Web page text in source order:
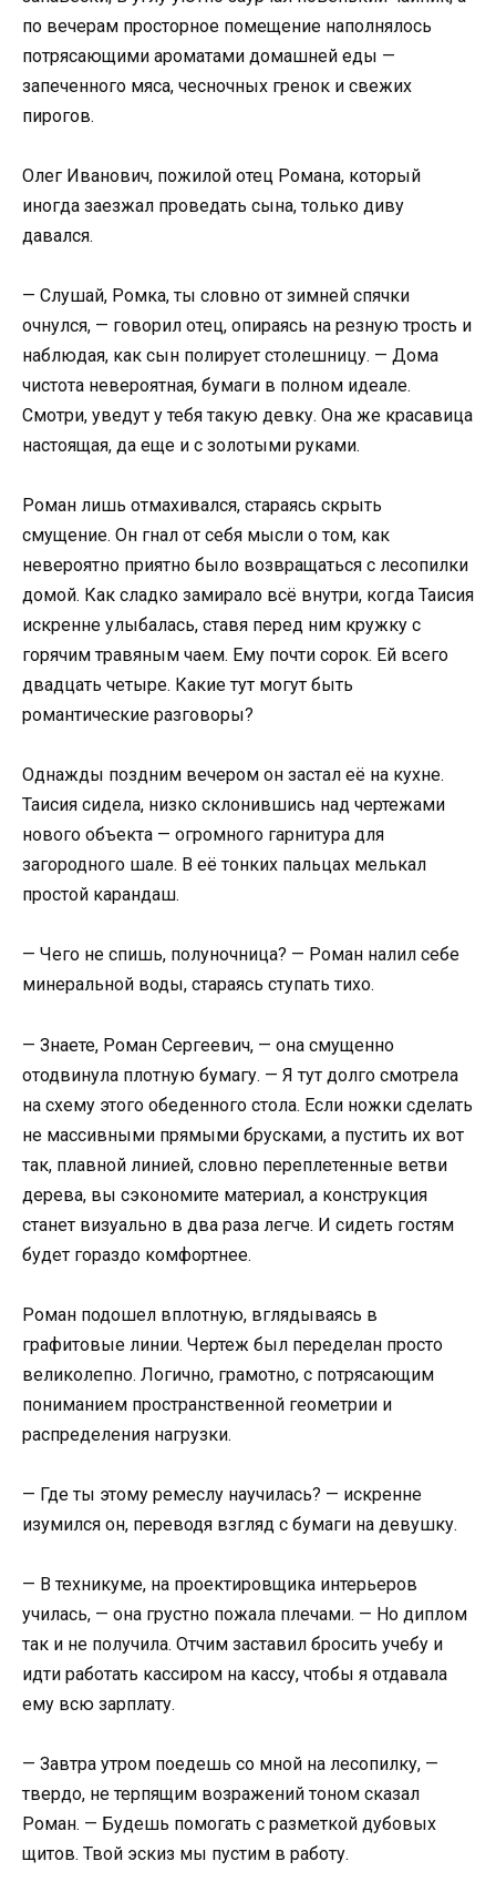
по вечерам просторное помещение наполнялось
потрясающими ароматами домашней еды —
запеченного мяса, чесночных гренок и свежих
пирогов.
Олег Иванович, пожилой отец Романа, который
иногда заезжал проведать сына, только диву
давался.
— Слушай, Ромка, ты словно от зимней спячки
очнулся, — говорил отец, опираясь на резную трость и
наблюдая, как сын полирует столешницу. — Дома
чистота невероятная, бумаги в полном идеале.
Смотри, уведут у тебя такую девку. Она же красавица
настоящая, да еще и с золотыми руками.
Роман лишь отмахивался, стараясь скрыть
смущение. Он гнал от себя мысли о том, как
невероятно приятно было возвращаться с лесопилки
домой. Как сладко замирало всё внутри, когда Таисия
искренне улыбалась, ставя перед ним кружку с
горячим травяным чаем. Ему почти сорок. Ей всего
двадцать четыре. Какие тут могут быть
романтические разговоры?
Однажды поздним вечером он застал её на кухне.
Таисия сидела, низко склонившись над чертежами
нового объекта — огромного гарнитура для
загородного шале. В её тонких пальцах мелькал
простой карандаш.
— Чего не спишь, полуночница? — Роман налил себе
минеральной воды, стараясь ступать тихо.
— Знаете, Роман Сергеевич, — она смущенно
отодвинула плотную бумагу. — Я тут долго смотрела
на схему этого обеденного стола. Если ножки сделать
не массивными прямыми брусками, а пустить их вот
так, плавной линией, словно переплетенные ветви
дерева, вы сэкономите материал, а конструкция
станет визуально в два раза легче. И сидеть гостям
будет гораздо комфортнее.
Роман подошел вплотную, вглядываясь в
графитовые линии. Чертеж был переделан просто
великолепно. Логично, грамотно, с потрясающим
пониманием пространственной геометрии и
распределения нагрузки.
— Где ты этому ремеслу научилась? — искренне
изумился он, переводя взгляд с бумаги на девушку.
— В техникуме, на проектировщика интерьеров
училась, — она грустно пожала плечами. — Но диплом
так и не получила. Отчим заставил бросить учебу и
идти работать кассиром на кассу, чтобы я отдавала
ему всю зарплату.
— Завтра утром поедешь со мной на лесопилку, —
твердо, не терпящим возражений тоном сказал
Роман. — Будешь помогать с разметкой дубовых
щитов. Твой эскиз мы пустим в работу.